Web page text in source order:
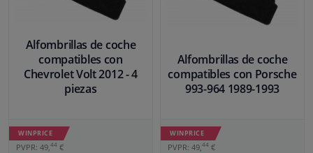
Alfombrillas de coche
compatibles con
Chevrolet Volt 2012 - 4
piezas
WINPRICE
PVPR: 49, 44 €
Alfombrillas de coche
compatibles con Porsche
993-964 1989-1993
WINPRICE
PVPR: 49, 44 €